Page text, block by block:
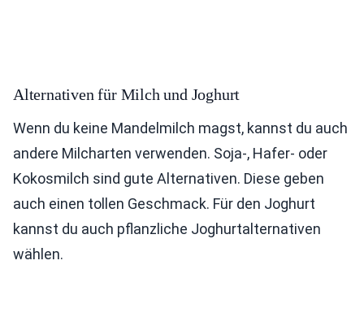
Alternativen für Milch und Joghurt
Wenn du keine Mandelmilch magst, kannst du auch
andere Milcharten verwenden. Soja-, Hafer- oder
Kokosmilch sind gute Alternativen. Diese geben
auch einen tollen Geschmack. Für den Joghurt
kannst du auch pflanzliche Joghurtalternativen
wählen.